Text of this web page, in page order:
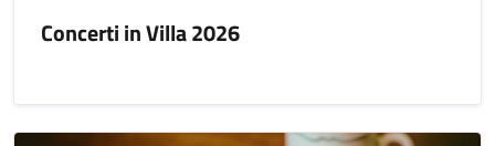
Concerti in Villa 2026